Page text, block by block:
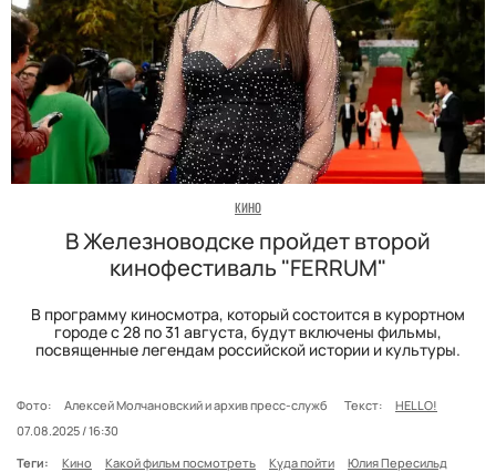
КИНО
В Железноводске пройдет второй
кинофестиваль "FERRUM"
В программу киносмотра, который состоится в курортном
городе с 28 по 31 августа, будут включены фильмы,
посвященные легендам российской истории и культуры.
Фото: Алексей Молчановский и архив пресс-служб Текст:
HELLO!
07.08.2025 / 16:30
Теги:
Кино Какой фильм посмотреть Куда пойти Юлия Пересильд